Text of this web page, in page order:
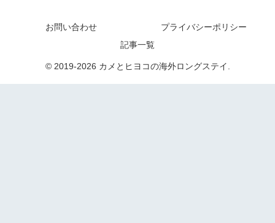
お問い合わせ
プライバシーポリシー
記事一覧
© 2019-2026 カメとヒヨコの海外ロングステイ.